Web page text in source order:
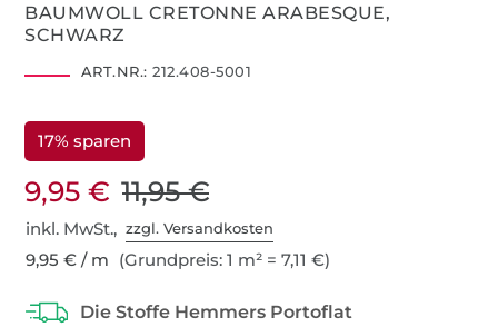
BAUMWOLL CRETONNE ARABESQUE,
SCHWARZ
ART.NR.: 212.408-5001
17% sparen
9,95 € 11,95 €
inkl. MwSt.,zzgl. Versandkosten
9,95 € / m (Grundpreis: 1 m² = 7,11 €)